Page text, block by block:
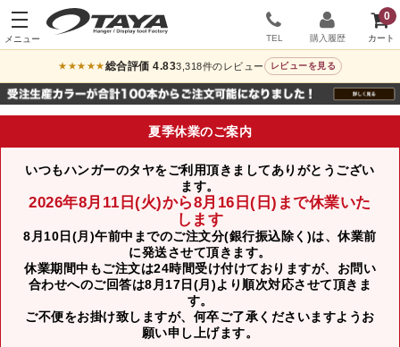
0
TEL 購入履歴
★★★★★総合評価 4.833,318件のレビュー レビューを見る
夏季休業のご案内
いつもハンガーのタヤをご利用頂きましてありがとうござい
ます。
2026年8月11日(火)から8月16日(日)まで休業いた
します
8月10日(月)午前中までのご注文分(銀行振込除く)は、休業前
に発送させて頂きます。
休業期間中もご注文は24時間受け付けておりますが、お問い
合わせへのご回答は8月17日(月)より順次対応させて頂きま
す。
ご不便をお掛け致しますが、何卒ご了承くださいますようお
願い申し上げます。
お知らせ 2024年12月12日年末年始休業のお知らせ
2026年3月7日